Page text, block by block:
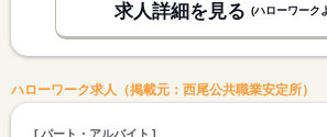
求人詳細を見る (ハローワーク
ハローワーク求人（掲載元：西尾公共職業安定所）
パート・アルバイト